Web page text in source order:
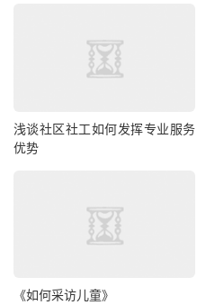
浅谈社区社工如何发挥专业服务
优势
《如何采访儿童》